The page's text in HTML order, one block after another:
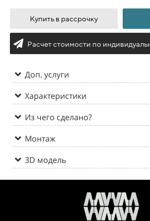
Купить в рассрочку
Расчет стоимости по
Доп. услуги
Характеристики
Из чего сделано?
Монтаж
3D модель